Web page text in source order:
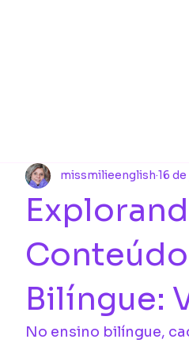
Bilíngue:
missmilieenglish 16
No ensino bilíngue,